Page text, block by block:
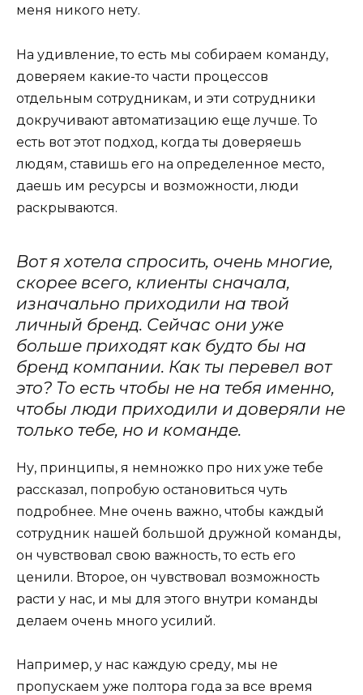
меня никого нету.
На удивление, то есть мы собираем команду,
доверяем какие-то части процессов
отдельным сотрудникам, и эти сотрудники
докручивают автоматизацию еще лучше. То
есть вот этот подход, когда ты доверяешь
людям, ставишь его на определенное место,
даешь им ресурсы и возможности, люди
раскрываются.
Вот я хотела спросить, очень многие,
скорее всего, клиенты сначала,
изначально приходили на твой
личный бренд. Сейчас они уже
больше приходят как будто бы на
бренд компании. Как ты перевел вот
это? То есть чтобы не на тебя именно,
чтобы люди приходили и доверяли не
только тебе, но и команде.
Ну, принципы, я немножко про них уже тебе
рассказал, попробую остановиться чуть
подробнее. Мне очень важно, чтобы каждый
сотрудник нашей большой дружной команды,
он чувствовал свою важность, то есть его
ценили. Второе, он чувствовал возможность
расти у нас, и мы для этого внутри команды
делаем очень много усилий.
Например, у нас каждую среду, мы не
пропускаем уже полтора года за все время